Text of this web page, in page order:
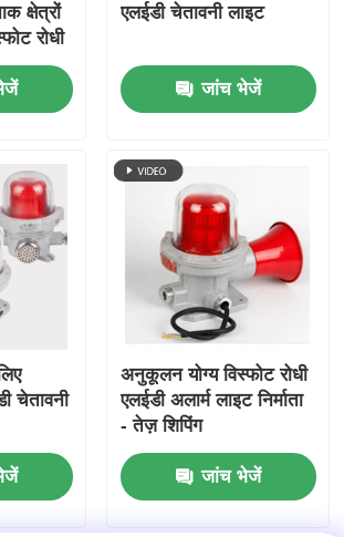
क्षेत्रों
रोधी
एलईडी चेतावनी लाइट
जांच भेजें
चेतावनी
अनुकूलन योग्य विस्फोट रोधी
एलईडी अलार्म लाइट निर्माता
- तेज़ शिपिंग
जांच भेजें